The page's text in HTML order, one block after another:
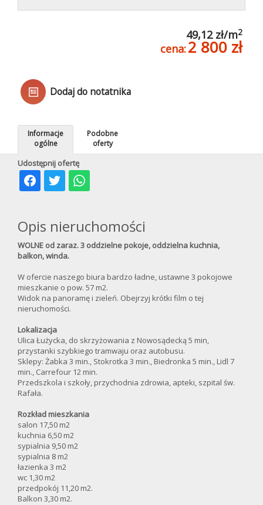
49,12 zł/m2
cena:2 800 zł
Dodaj do notatnika
Udostępnij ofertę
Informacje
ogólne
Podobne
oferty
Opis nieruchomości
WOLNE od zaraz. 3 oddzielne pokoje, oddzielna kuchnia,
balkon, winda.
W ofercie naszego biura bardzo ładne, ustawne 3 pokojowe
mieszkanie o pow. 57 m2.
Widok na panoramę i zieleń. Obejrzyj krótki film o tej
nieruchomości.
Lokalizacja
Ulica Łużycka, do skrzyżowania z Nowosądecką 5 min,
przystanki szybkiego tramwaju oraz autobusu.
Sklepy: Żabka 3 min., Stokrotka 3 min., Biedronka 5 min., Lidl 7
min., Carrefour 12 min.
Przedszkola i szkoły, przychodnia zdrowia, apteki, szpital św.
Rafała.
Rozkład mieszkania
salon 17,50 m2
kuchnia 6,50 m2
sypialnia 9,50 m2
sypialnia 8 m2
łazienka 3 m2
wc 1,30 m2
przedpokój 11,20 m2.
Balkon 3,30 m2.